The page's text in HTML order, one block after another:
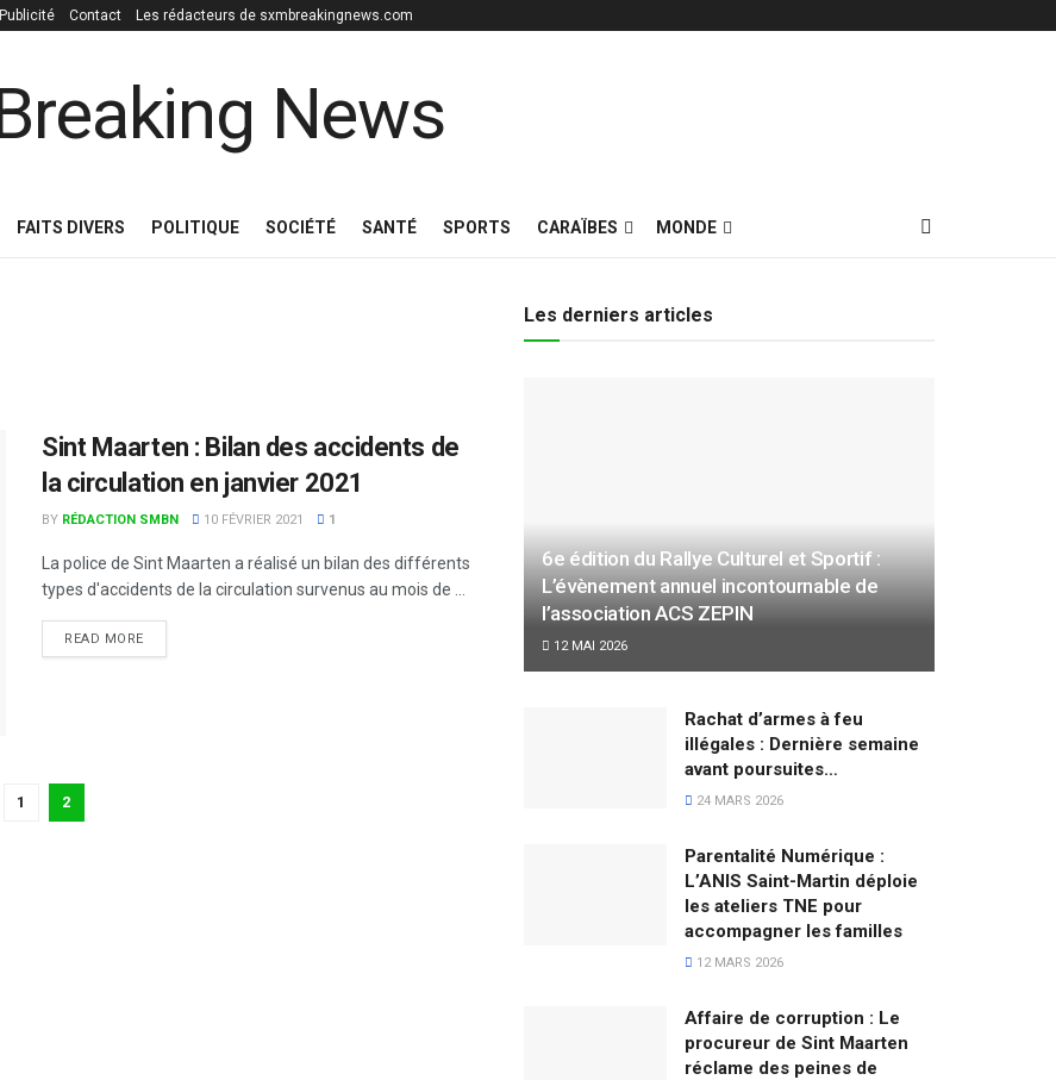
Publicité Contact Les rédacteurs de sxmbreakingnews.com
FAITS DIVERS POLITIQUE SOCIÉTÉ SANTÉ SPORTS CARAÏBES MONDE
Sint Maarten : Bilan des accidents de
la circulation en janvier 2021
BY RÉDACTION SMBN 10 FÉVRIER 2021 1
La police de Sint Maarten a réalisé un bilan des différents
types d'accidents de la circulation survenus au mois de ...
READ MOREDETAILS
1 2
Les derniers articles
6e édition du Rallye Culturel et Sportif :
L’évènement annuel incontournable de
l’association ACS ZEPIN
12 MAI 2026
Rachat d’armes à feu
illégales : Dernière semaine
avant poursuites…
24 MARS 2026
Parentalité Numérique :
L’ANIS Saint-Martin déploie
les ateliers TNE pour
accompagner les familles
12 MARS 2026
Affaire de corruption : Le
procureur de Sint Maarten
réclame des peines de